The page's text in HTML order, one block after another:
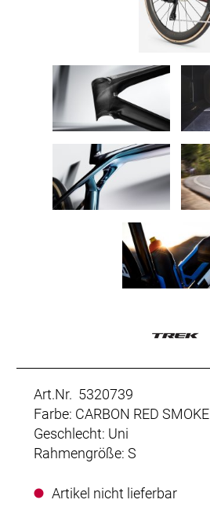
Art.Nr. 5320739
Farbe: CARBON RED SMOKE
Geschlecht: Uni
Rahmengröße: S
Artikel nicht lieferbar